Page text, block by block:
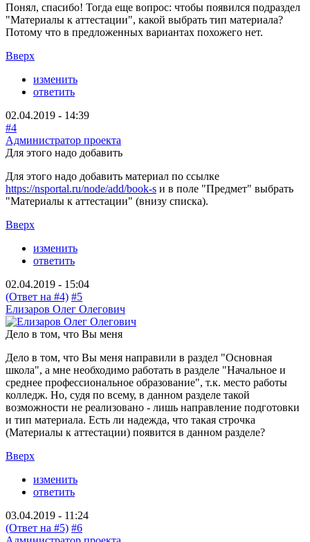
Понял, спасибо! Тогда еще вопрос: чтобы появился подраздел
"Материалы к аттестации", какой выбрать тип материала?
Потому что в предложенных вариантах похожего нет.
Вверх
изменить
ответить
02.04.2019 - 14:39
#4
Администратор проекта
Для этого надо добавить
Для этого надо добавить материал по ссылке
https://nsportal.ru/node/add/book-s и в поле "Предмет" выбрать
"Материалы к аттестации" (внизу списка).
Вверх
изменить
ответить
02.04.2019 - 15:04
(Ответ на #4) #5
Елизаров Олег Олегович
Дело в том, что Вы меня
Дело в том, что Вы меня направили в раздел "Основная
школа", а мне необходимо работать в разделе "Начальное и
среднее профессиональное образование", т.к. место работы
колледж. Но, судя по всему, в данном разделе такой
возможности не реализовано - лишь направление подготовки
и тип материала. Есть ли надежда, что такая строчка
(Материалы к аттестации) появится в данном разделе?
Вверх
изменить
ответить
03.04.2019 - 11:24
(Ответ на #5) #6